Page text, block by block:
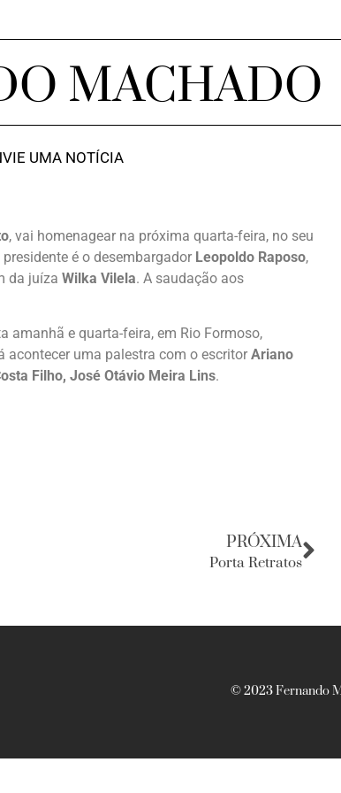
MACHADO
UMA NOTÍCIA
, vai homenagear na próxima quarta-feira, no seu
é o desembargador Leopoldo Raposo,
da juíza Wilka Vilela. A saudação aos
amanhã e quarta-feira, em Rio Formoso,
acontecer uma palestra com o escritor Ariano
Filho, José Otávio Meira Lins.
PRÓXIMA
Porta Retratos
© 2023 Fernando